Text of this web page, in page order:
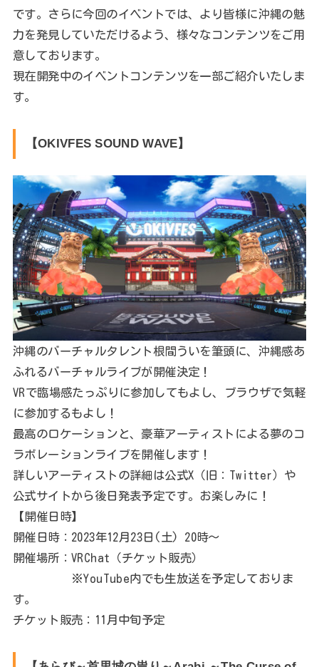
です。さらに今回のイベントでは、より皆様に沖縄の魅
力を発見していただけるよう、様々なコンテンツをご用
意しております。
現在開発中のイベントコンテンツを一部ご紹介いたしま
す。
【OKIVFES SOUND WAVE】
沖縄のバーチャルタレント根間ういを筆頭に、沖縄感あ
ふれるバーチャルライブが開催決定！
VRで臨場感たっぷりに参加してもよし、ブラウザで気軽
に参加するもよし！
最高のロケーションと、豪華アーティストによる夢のコ
ラボレーションライブを開催します！
詳しいアーティストの詳細は公式X（旧：Twitter）や
公式サイトから後日発表予定です。お楽しみに！
【開催日時】
開催日時：2023年12月23日(土) 20時～
開催場所：VRChat（チケット販売）
※YouTube内でも生放送を予定しておりま
す。
チケット販売：11月中旬予定